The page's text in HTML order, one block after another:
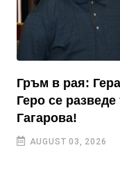
Гръм в рая:
Геро се
Гагарова!
AUGUST 03, 2026